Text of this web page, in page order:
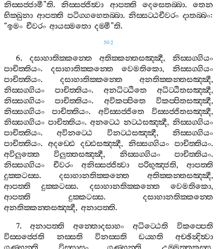
නිස‍්සජ‍්ජාමී”ති.නිස‍්සජ‍්ජිත්‍වා ආපත‍්ති දෙසෙතබ‍්බා. තෙන
භික‍්ඛුනා ආපත‍්ති පටිග‍්ගහෙතබ‍්බා.නිස‍්සට‍්ඨචීවරං දාතබ‍්බං:
“ඉමං චීවරං ආයස‍්මතො දම‍්මී”ති.
502
6. දසාහාතික‍්කන‍්තෙ අතික‍්කන‍්තසඤ‍්ඤී, නිස‍්සග‍්ගියං
පාචිත‍්තියං. දසාහාතික‍්කන‍්තෙ වෙමතිකො, නිස‍්සග‍්ගියං
පාචිත‍්තියං. දසාහාතික‍්කන‍්තෙ අනතික‍්කන‍්තසඤ‍්ඤී,
නිස‍්සග‍්ගියං
පාචිත‍්තියං. අනධිට‍්ඨිතෙ අධිට‍්ඨිතසඤ‍්ඤී,
නිස‍්සග‍්ගියං
පාචිත‍්තියං. අවිකප‍්පිතෙ විකප‍්පිතසඤ‍්ඤී,
නිස‍්සග‍්ගියං
පාචිත‍්තියං. අවිස‍්සජ‍්ජිතෙ විස‍්සජ‍්ජිතසඤ‍්ඤී,
නිස‍්සග‍්ගියං පාචිත‍්තියං. අනට‍්ඨෙ නට‍්ඨසඤ‍්ඤී, නිස‍්සග‍්ගියං
පාචිත‍්තියං.අවිනට‍්ඨෙ විනට‍්ඨසඤ‍්ඤී,නිස‍්සග‍්ගියං
පාචිත‍්තියං. අදඩ‍්ඪෙ දඩ‍්ඪසඤ‍්ඤී, නිස‍්සග‍්ගියං පාචිත‍්තියං.
අවිලුත‍්තෙ
විලුත‍්තසඤ‍්ඤී, නිස‍්සග‍්ගියං පාචිත‍්තියං.
නිස‍්සග‍්ගියං
චීවරං අනිස‍්සජ‍්ජිත්‍වා පරිභුඤ‍්ජති, ආපත‍්ති
දුක‍්කටස‍්ස. දසාහානතික‍්කන‍්තෙ අතික‍්කන‍්තසඤ‍්ඤී,
ආපත‍්ති
දුක‍්කටස‍්ස. දසාහානතික‍්කන‍්තෙ වෙමතිකො,
ආපත‍්ති
දුක‍්කටස‍්ස. දසාහානතික‍්කන‍්තෙ
අනතික‍්කන‍්තසඤ‍්ඤී, අනාපත‍්ති.
7.අනාපත‍්ති අන‍්තොදසාහං අධිට‍්ඨෙති
විකප‍්පෙති
විස‍්සජ‍්ජෙති
නස‍්සති විනස‍්සති ඩය‍්හති
අච‍්ඡින්‍දිත්‍වා